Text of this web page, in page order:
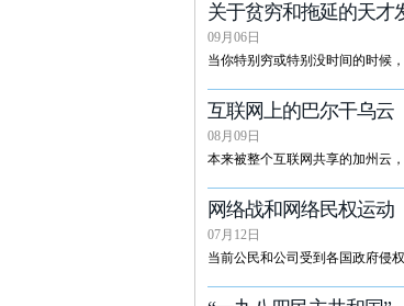
关于贫穷和拖延的天才
09月06日
当你特别穷或特别没时间的时候
互联网上的巴尔干乌云
08月09日
本来被整个互联网共享的加州云
网络战和网络民权运动
07月12日
当前公民和公司受到各国政府侵